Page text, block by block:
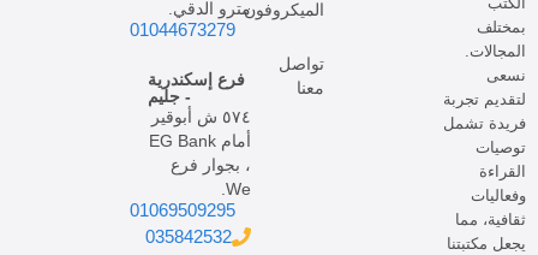
بمختلف
المجالات.
نسعى
لتقديم تجربة
فريدة تشمل
توصيات
القراءة
وفعاليات
ثقافية، مما
يجعل مكتبتنا
الميكروفون
تواصل
معنا
مترو الدقي.
01044673279
فرع إسكندرية
- جليم
٥٧٤ ش أبوقير
أمام EG Bank
، بجوار فرع
We.
01069509295
035842532